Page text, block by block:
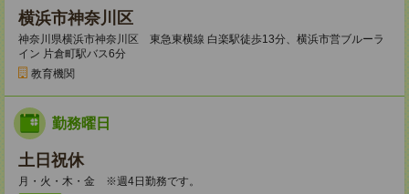
横浜市神奈川区
神奈川県横浜市神奈川区 東急東横線 白楽駅徒歩13分、横浜市営ブルーラ
イン 片倉町駅バス6分
教育機関
勤務曜日
土日祝休
月・火・木・金 ※週4日勤務です。